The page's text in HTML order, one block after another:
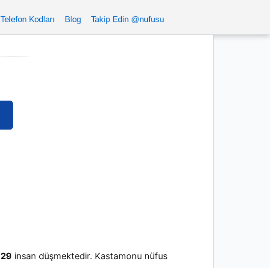
Telefon Kodları Blog Takip Edin @nufusu
29 insan düşmektedir. Kastamonu nüfus